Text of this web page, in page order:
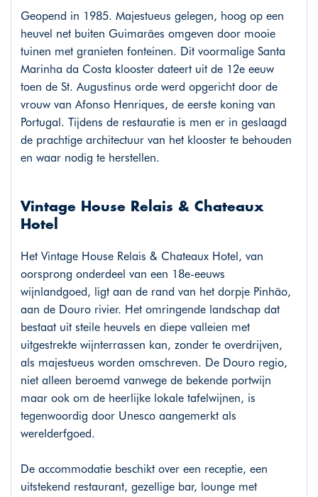
Geopend in 1985. Majestueus gelegen, hoog op een
heuvel net buiten Guimarães omgeven door mooie
tuinen met granieten fonteinen. Dit voormalige Santa
Marinha da Costa klooster dateert uit de 12e eeuw
toen de St. Augustinus orde werd opgericht door de
vrouw van Afonso Henriques, de eerste koning van
Portugal. Tijdens de restauratie is men er in geslaagd
de prachtige architectuur van het klooster te behouden
en waar nodig te herstellen.
Vintage House Relais & Chateaux
Hotel
Het Vintage House Relais & Chateaux Hotel, van
oorsprong onderdeel van een 18e-eeuws
wijnlandgoed, ligt aan de rand van het dorpje Pinhão,
aan de Douro rivier. Het omringende landschap dat
bestaat uit steile heuvels en diepe valleien met
uitgestrekte wijnterrassen kan, zonder te overdrijven,
als majestueus worden omschreven. De Douro regio,
niet alleen beroemd vanwege de bekende portwijn
maar ook om de heerlijke lokale tafelwijnen, is
tegenwoordig door Unesco aangemerkt als
werelderfgoed.
De accommodatie beschikt over een receptie, een
uitstekend restaurant, gezellige bar, lounge met